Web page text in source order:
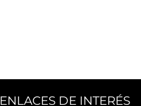
ENLACES DE INTERÉS